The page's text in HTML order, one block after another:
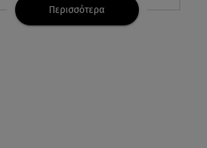
05.08.26 , 23:00
Περισσότερα